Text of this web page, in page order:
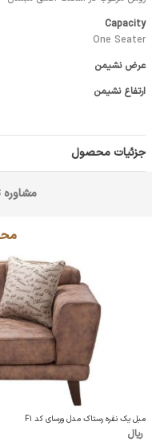
Capacity
One Seater
عرض نشیمن
ارتفاع نشیمن
جزئیات محصول
مبل یک‌ نفره رستاک مدل ورسای کد F1
ریال